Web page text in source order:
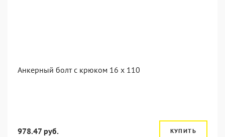
Анкерный болт с крюком 16 x 110
978.47 руб. КУПИТЬ